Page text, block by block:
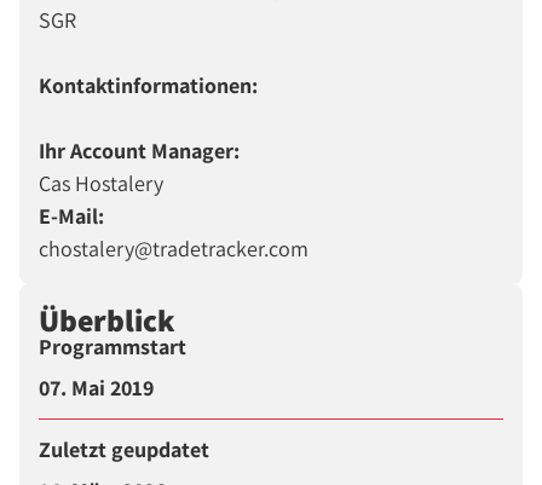
SGR
Kontaktinformationen:
Ihr Account Manager:
Cas Hostalery
E-Mail:
chostalery@tradetracker.com
Überblick
Programmstart
07. Mai 2019
Zuletzt geupdatet